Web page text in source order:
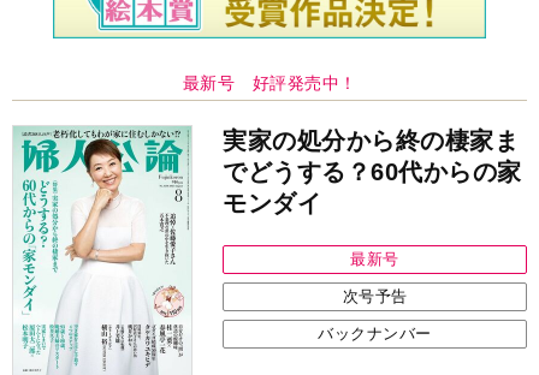
最新号 好評発売中！
実家の処分から終の棲家ま
でどうする？60代からの家
モンダイ
最新号
次号予告
バックナンバー